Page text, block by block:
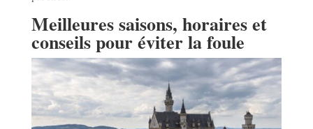
Meilleures saisons, horaires et
conseils pour éviter la foule